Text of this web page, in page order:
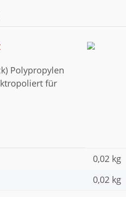
Polypropylen
für
0,02 kg
0,02 kg